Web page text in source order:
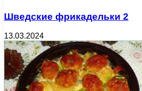
Шведские фрикадельки 2
13.03.2024